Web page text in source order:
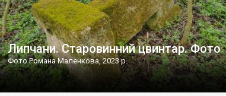
Липчани. Старовинний цвинтар. Фото
Фото Романа Маленкова, 2023 р.